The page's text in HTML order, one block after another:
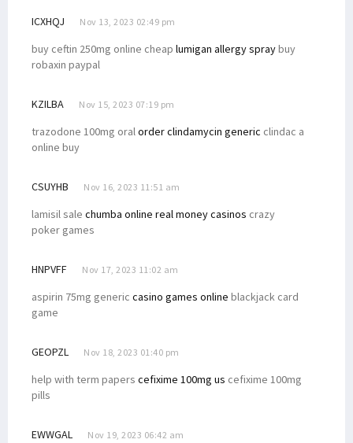
ICXHQJ Nov 13, 2023 02:49 pm
buy ceftin 250mg online cheap lumigan allergy spraybuy
robaxin paypal
KZILBA Nov 15, 2023 07:19 pm
trazodone 100mg oralorder clindamycin generic clindac a
online buy
CSUYHB Nov 16, 2023 11:51 am
lamisil sale chumba online real money casinos crazy
poker games
HNPVFF Nov 17, 2023 11:02 am
aspirin 75mg generic casino games online blackjack card
game
GEOPZL Nov 18, 2023 01:40 pm
help with term papers cefixime 100mg us cefixime 100mg
pills
EWWGAL Nov 19, 2023 06:42 am